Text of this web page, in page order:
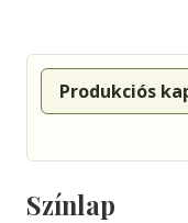
Produkciós
Színlap